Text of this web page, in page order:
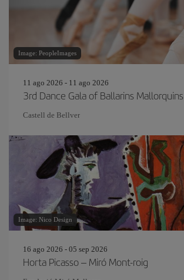
Image: PeopleImages
11 ago 2026 - 11 ago 2026
3rd Dance Gala of Ballarins Mallorquins
Castell de Bellver
Image: Nico Design
16 ago 2026 - 05 sep 2026
Horta Picasso – Miró Mont-roig